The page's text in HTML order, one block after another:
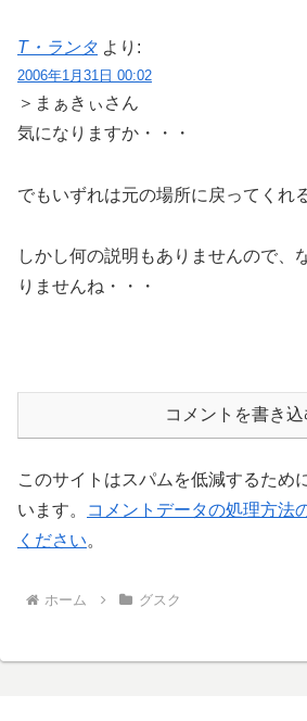
T・ランタ より:
2006年1月31日 00:02
＞まぁきぃさん
気になりますか・・・
でもいずれは元の場所に戻ってくれ
しかし何の説明もありませんので、
りませんね・・・
コメントを書き込
このサイトはスパムを低減するため
います。
コメントデータの処理方法
ください。
ホーム グスク